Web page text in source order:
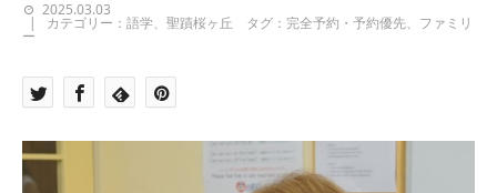
2025.03.03
カテゴリー：語学、聖蹟桜ヶ丘 タグ：完全予約・予約優先、ファミリ
ー